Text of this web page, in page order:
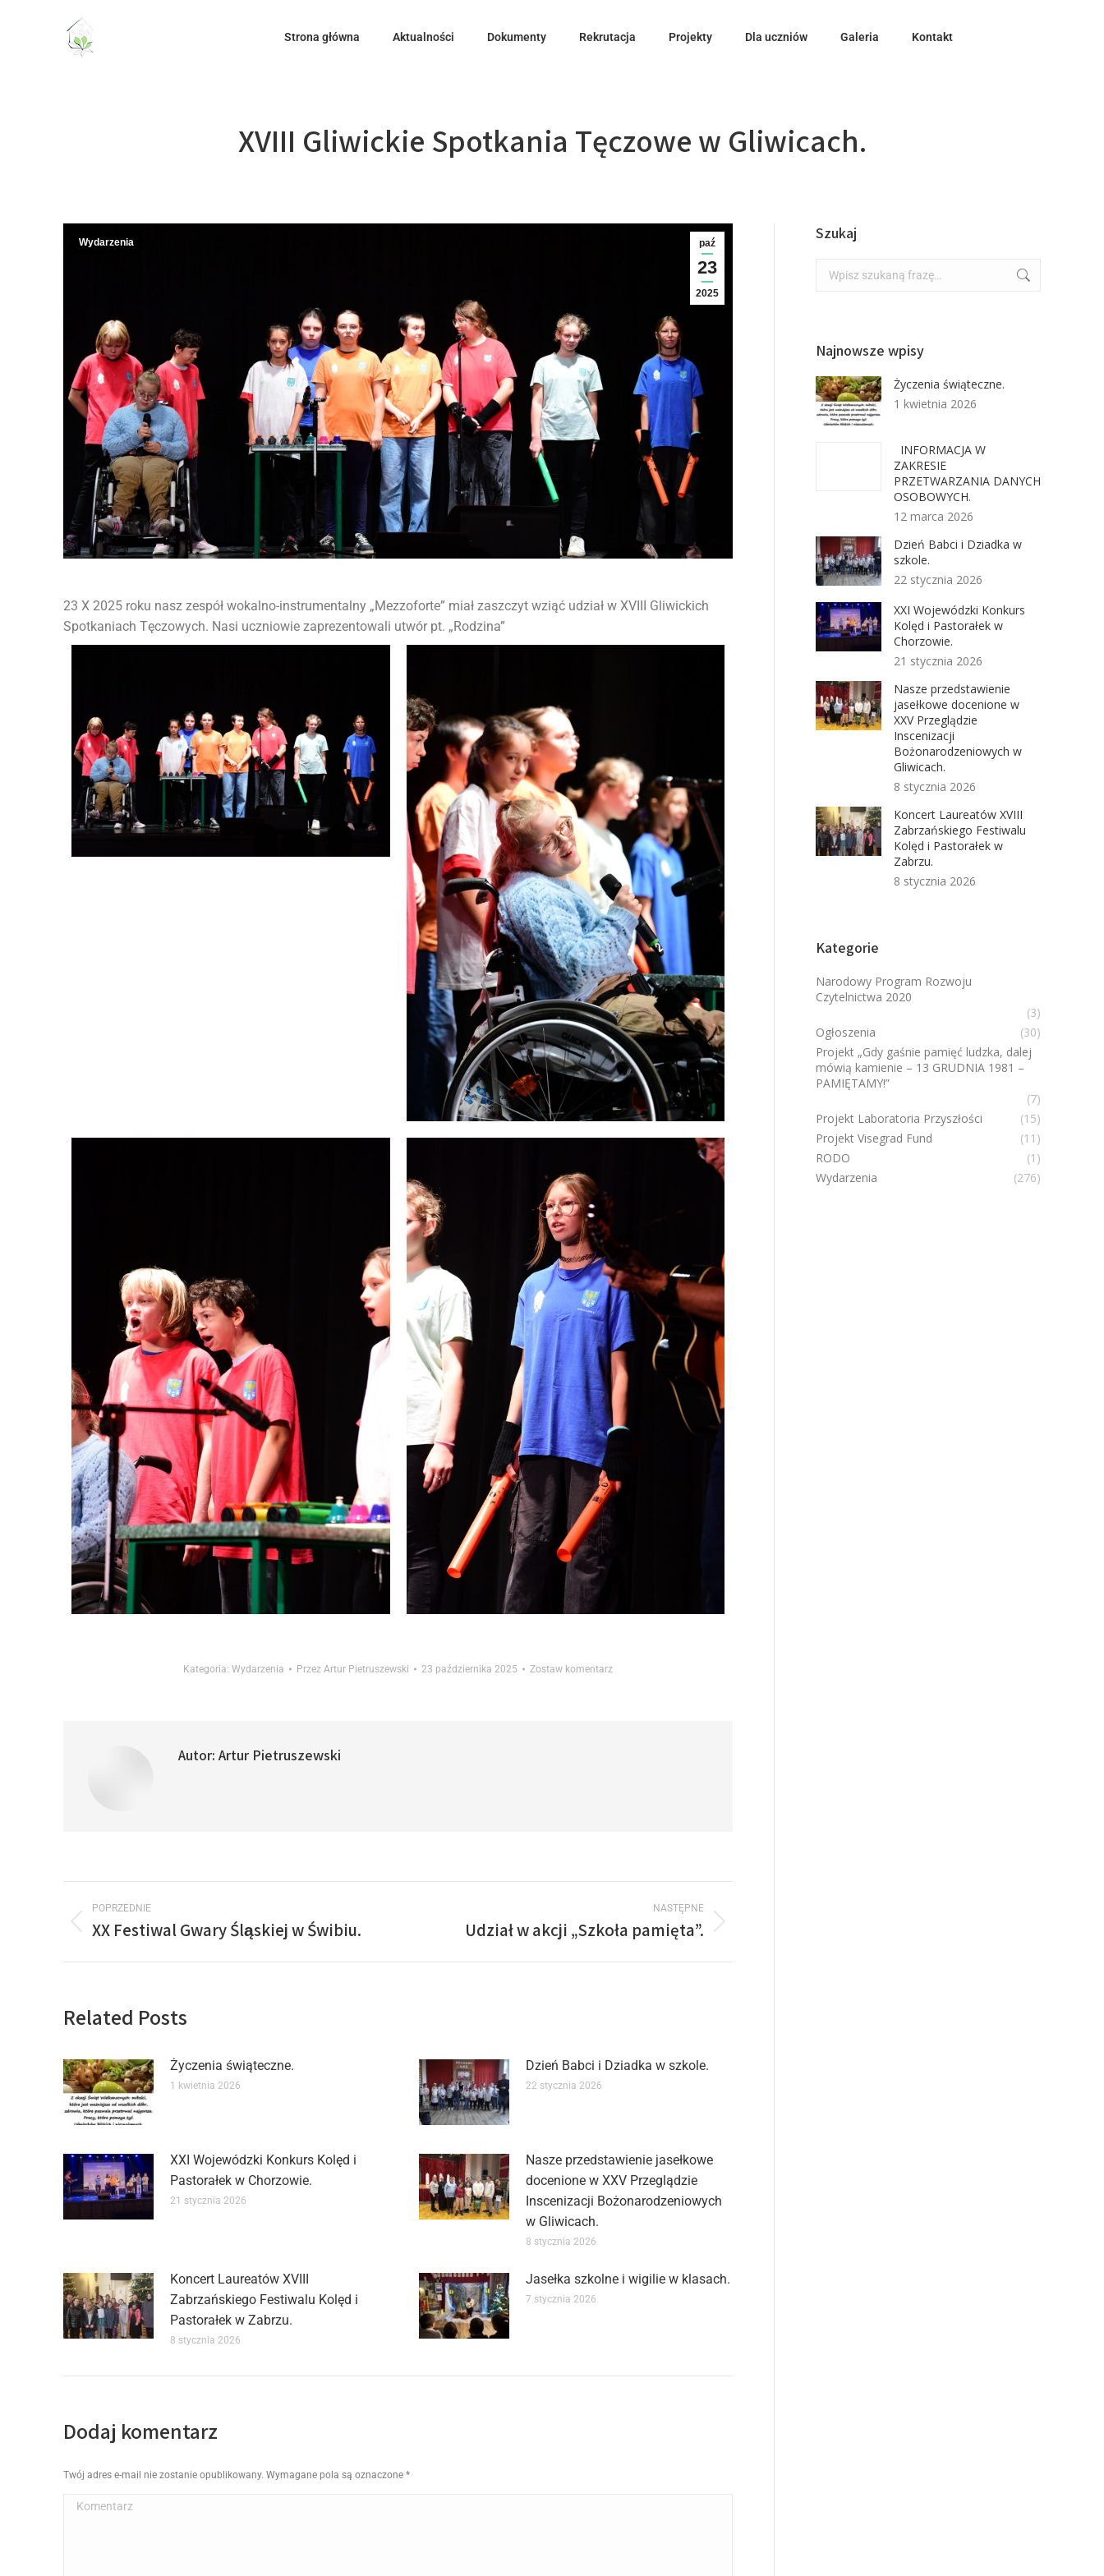
Strona główna Aktualności Dokumenty Rekrutacja Projekty Dla uczniów Galeria Kontakt
XVIII Gliwickie Spotkania Tęczowe w Gliwicach.
paź
23
2025
Wydarzenia
23 X 2025 roku nasz zespół wokalno-instrumentalny „Mezzoforte” miał zaszczyt wziąć udział w XVIII Gliwickich
Spotkaniach Tęczowych. Nasi uczniowie zaprezentowali utwór pt. „Rodzina”
Kategoria: Wydarzenia Przez Artur Pietruszewski 23 października 2025 Zostaw komentarz
Autor: Artur Pietruszewski
POPRZEDNIE
XX Festiwal Gwary Śląskiej w Świbiu.
NASTĘPNE
Udział w akcji „Szkoła pamięta”.
Related Posts
Życzenia świąteczne.
1 kwietnia 2026
Dzień Babci i Dziadka w szkole.
22 stycznia 2026
XXI Wojewódzki Konkurs Kolęd i
Pastorałek w Chorzowie.
21 stycznia 2026
Nasze przedstawienie jasełkowe
docenione w XXV Przeglądzie
Inscenizacji Bożonarodzeniowych
w Gliwicach.
8 stycznia 2026
Koncert Laureatów XVIII
Zabrzańskiego Festiwalu Kolęd i
Pastorałek w Zabrzu.
8 stycznia 2026
Jasełka szkolne i wigilie w klasach.
7 stycznia 2026
Dodaj komentarz
Twój adres e-mail nie zostanie opublikowany. Wymagane pola są oznaczone *
Komentarz
Szukaj
Najnowsze wpisy
Życzenia świąteczne.
1 kwietnia 2026
INFORMACJA W
ZAKRESIE
PRZETWARZANIA DANYCH
OSOBOWYCH.
12 marca 2026
Dzień Babci i Dziadka w
szkole.
22 stycznia 2026
XXI Wojewódzki Konkurs
Kolęd i Pastorałek w
Chorzowie.
21 stycznia 2026
Nasze przedstawienie
jasełkowe docenione w
XXV Przeglądzie
Inscenizacji
Bożonarodzeniowych w
Gliwicach.
8 stycznia 2026
Koncert Laureatów XVIII
Zabrzańskiego Festiwalu
Kolęd i Pastorałek w
Zabrzu.
8 stycznia 2026
Kategorie
Narodowy Program Rozwoju
Czytelnictwa 2020
(3)
Ogłoszenia
(30)
Projekt „Gdy gaśnie pamięć ludzka, dalej
mówią kamienie – 13 GRUDNIA 1981 –
PAMIĘTAMY!”
(7)
Projekt Laboratoria Przyszłości
(15)
Projekt Visegrad Fund
(11)
RODO
(1)
Wydarzenia
(276)